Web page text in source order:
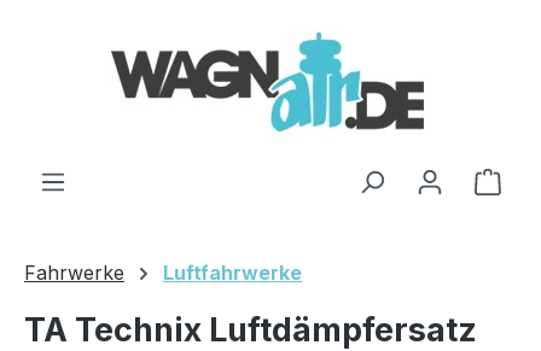
Fahrwerke Luftfahrwerke
TA Technix Luftdämpfersatz